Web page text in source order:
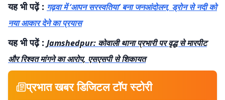
यह भी पढ़ें : गढ़वा में ‘आपन सरस्वतिया’ बना जनआंदोलन, ड्रोन से नदी को
नया आकार देने का प्रयास
यह भी पढ़ें : Jamshedpur: कोवाली थाना प्रभारी पर वृद्ध से मारपीट
और रिश्वत मांगने का आरोप, एसएसपी से शिकायत
प्रभात खबर डिजिटल टॉप स्टोरी